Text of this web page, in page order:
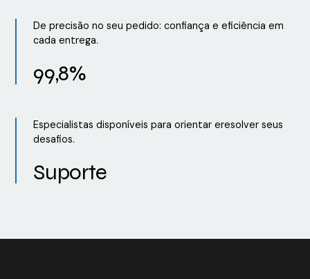
De precisão no seu pedido: confiança e eficiência em
cada entrega.
99,8%
Especialistas disponíveis para orientar eresolver seus
desafios.
Suporte